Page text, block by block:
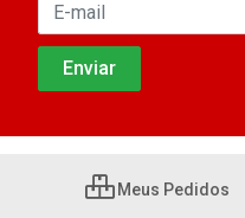
Meus Pedidos